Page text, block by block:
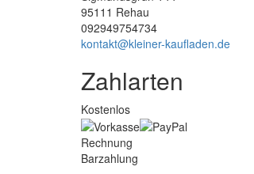
95111 Rehau
092949754734
kontakt@kleiner-kaufladen.de
Zahlarten
Kostenlos
Rechnung
Barzahlung